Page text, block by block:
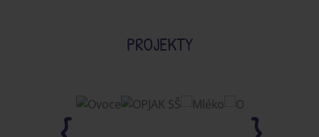
PROJEKTY